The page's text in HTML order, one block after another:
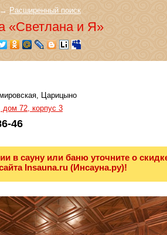
→ Расширенный поиск
«Светлана и Я»
Царицыно
72, корпус 3
46
в сауну или баню уточните о
Insauna.ru (Инсауна.ру)!